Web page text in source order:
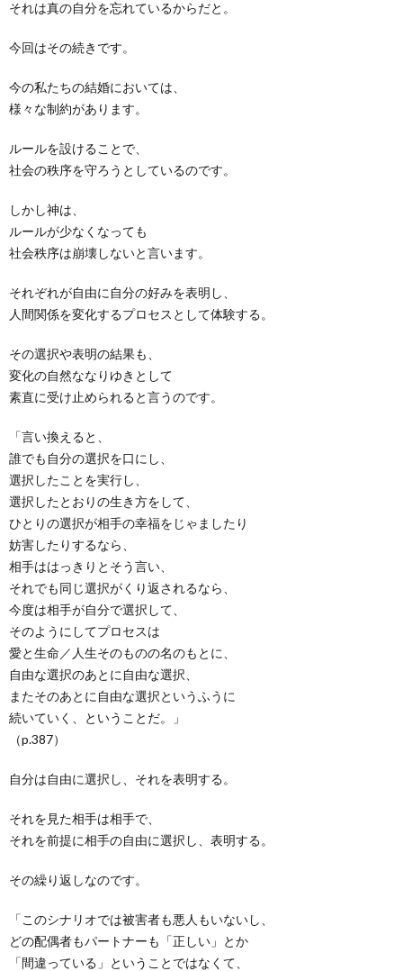
それは真の自分を忘れているからだと。
今回はその続きです。
今の私たちの結婚においては、
様々な制約があります。
ルールを設けることで、
社会の秩序を守ろうとしているのです。
しかし神は、
ルールが少なくなっても
社会秩序は崩壊しないと言います。
それぞれが自由に自分の好みを表明し、
人間関係を変化するプロセスとして体験する。
その選択や表明の結果も、
変化の自然ななりゆきとして
素直に受け止められると言うのです。
「言い換えると、
誰でも自分の選択を口にし、
選択したことを実行し、
選択したとおりの生き方をして、
ひとりの選択が相手の幸福をじゃましたり
妨害したりするなら、
相手ははっきりとそう言い、
それでも同じ選択がくり返されるなら、
今度は相手が自分で選択して、
そのようにしてプロセスは
愛と生命／人生そのものの名のもとに、
自由な選択のあとに自由な選択、
またそのあとに自由な選択というふうに
続いていく、ということだ。」
（p.387）
自分は自由に選択し、それを表明する。
それを見た相手は相手で、
それを前提に相手の自由に選択し、表明する。
その繰り返しなのです。
「このシナリオでは被害者も悪人もいないし、
どの配偶者もパートナーも「正しい」とか
「間違っている」ということではなくて、